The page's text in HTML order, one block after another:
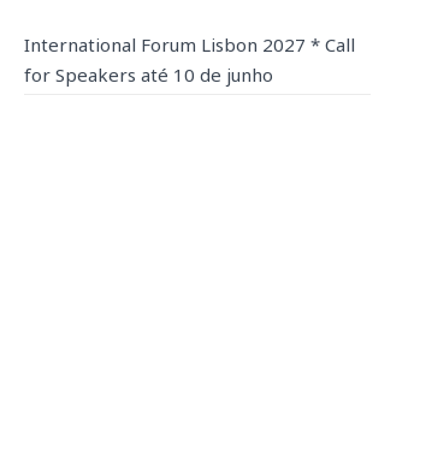
International Forum Lisbon 2027 * Call
for Speakers até 10 de junho